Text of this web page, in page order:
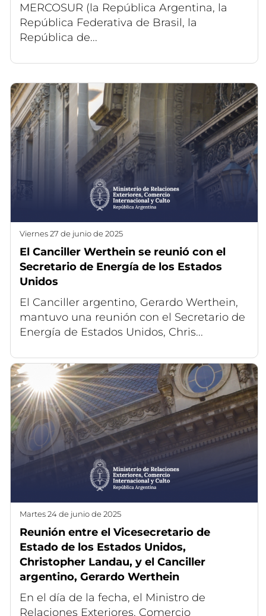
MERCOSUR (la República Argentina, la
República Federativa de Brasil, la
República de...
viernes 27 de junio de 2025
El Canciller Werthein se reunió con el
Secretario de Energía de los Estados
Unidos
El Canciller argentino, Gerardo Werthein,
mantuvo una reunión con el Secretario de
Energía de Estados Unidos, Chris...
martes 24 de junio de 2025
Reunión entre el Vicesecretario de
Estado de los Estados Unidos,
Christopher Landau, y el Canciller
argentino, Gerardo Werthein
En el día de la fecha, el Ministro de
Relaciones Exteriores, Comercio